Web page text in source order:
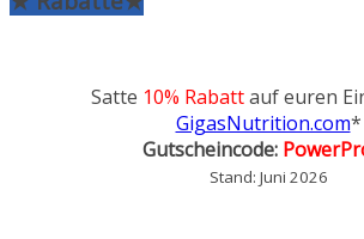
Satte 10% Rabattauf euren
GigasNutrition.com*
Gutscheincode:
Stand: Juni 2026